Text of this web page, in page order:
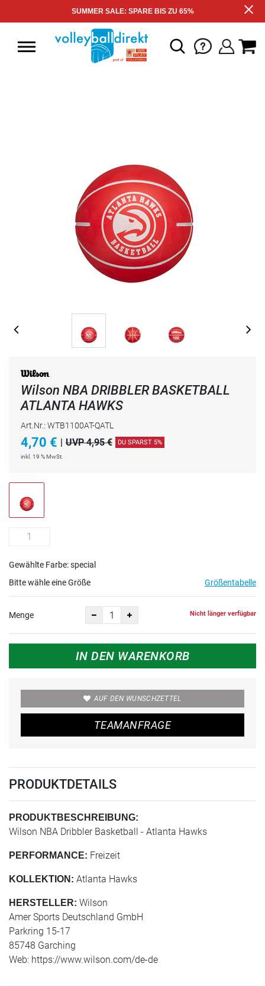
SUMMER SALE: SPARE BIS ZU 65%
Wilson NBA DRIBBLER BASKETBALL
ATLANTA HAWKS
Art.Nr.: WTB1100AT-QATL
4,70 € | UVP 4,95 € DU SPARST 5%
inkl. 19 % MwSt.
1
Gewählte Farbe: special
Bitte wähle eine Größe
Größentabelle
Menge Nicht länger verfügbar
IN DEN WARENKORB
AUF DEN WUNSCHZETTEL
TEAMANFRAGE
PRODUKTDETAILS
PRODUKTBESCHREIBUNG:
Wilson NBA Dribbler Basketball - Atlanta Hawks
PERFORMANCE: Freizeit
KOLLEKTION: Atlanta Hawks
HERSTELLER: Wilson
Amer Sports Deutschland GmbH
Parkring 15-17
85748 Garching
Web: https://www.wilson.com/de-de